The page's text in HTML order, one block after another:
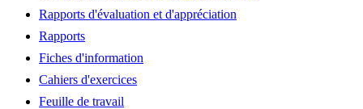
Rapports d'évaluation et d'appréciation
Rapports
Fiches d'information
Cahiers d'exercices
Feuille de travail